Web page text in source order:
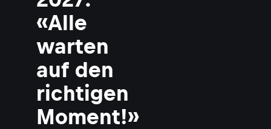
«Alle
warten
auf den
richtigen
Moment!»